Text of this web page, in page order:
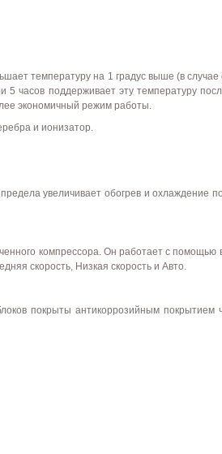
температуру на 1 градус выше (в
часов поддерживает эту температуру
экономичный режим работы.
и ионизатор.
увеличивает обогрев и охлаждение
компрессора. Он работает с помощью
скорость, Низкая скорость и Авто.
покрыты антикоррозийным покрытием